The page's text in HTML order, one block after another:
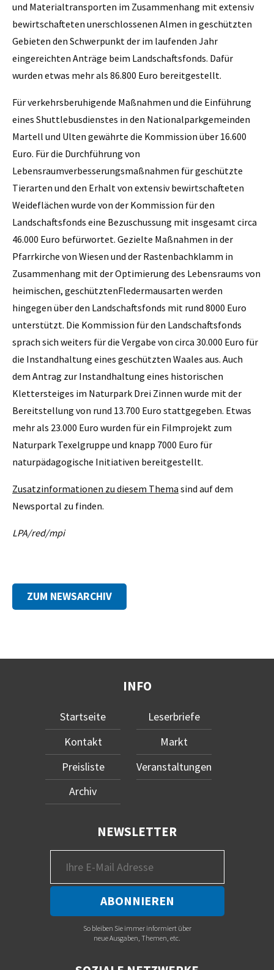
und Materialtransporten im Zusammenhang mit extensiv
bewirtschafteten unerschlossenen Almen in geschützten
Gebieten den Schwerpunkt der im laufenden Jahr
eingereichten Anträge beim Landschaftsfonds. Dafür
wurden etwas mehr als 86.800 Euro bereitgestellt.
Für verkehrsberuhigende Maßnahmen und die Einführung
eines Shuttlebusdienstes in den Nationalparkgemeinden
Martell und Ulten gewährte die Kommission über 16.600
Euro. Für die Durchführung von
Lebensraumverbesserungsmaßnahmen für geschützte
Tierarten und den Erhalt von extensiv bewirtschafteten
Weideflächen wurde von der Kommission für den
Landschaftsfonds eine Bezuschussung mit insgesamt circa
46.000 Euro befürwortet. Gezielte Maßnahmen in der
Pfarrkirche von Wiesen und der Rastenbachklamm in
Zusammenhang mit der Optimierung des Lebensraums von
heimischen, geschütztenFledermausarten werden
hingegen über den Landschaftsfonds mit rund 8000 Euro
unterstützt. Die Kommission für den Landschaftsfonds
sprach sich weiters für die Vergabe von circa 30.000 Euro für
die Instandhaltung eines geschützten Waales aus. Auch
dem Antrag zur Instandhaltung eines historischen
Klettersteiges im Naturpark Drei Zinnen wurde mit der
Bereitstellung von rund 13.700 Euro stattgegeben. Etwas
mehr als 23.000 Euro wurden für ein Filmprojekt zum
Naturpark Texelgruppe und knapp 7000 Euro für
naturpädagogische Initiativen bereitgestellt.
Zusatzinformationen zu diesem Thema sind auf dem
Newsportal zu finden.
LPA/red/mpi
ZUM NEWSARCHIV
INFO
Startseite
Kontakt
Preisliste
Archiv
Leserbriefe
Markt
Veranstaltungen
NEWSLETTER
So bleiben Sie immer informiert über
neue Ausgaben, Themen, etc.